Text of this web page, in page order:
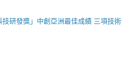
研發獎」中創亞洲最佳成績 三項技術